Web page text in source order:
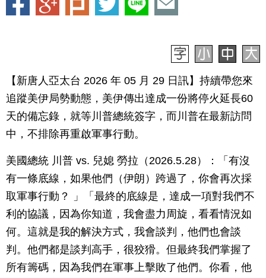
【新唐人亞太台 2026 年 05 月 29 日訊】持續帶您來
追蹤美伊局勢動態，美伊傳出達成一份將停火延長60
天的備忘錄，就等川普總統簽字，而川普在最新訪問
中，不排除再重啟軍事行動。
美國總統 川普 vs. 兒媳 勞拉（2026.5.28）：「有沒
有一條底線，如果他們（伊朗）跨過了，你會再次採
取軍事行動？ 」「最終的底線是，達成一項對我們不
利的協議，因為你知道，我會盡力周旋，看看情況如
何。這就是我的解決方式，我會談判，他們也會談
判。他們都是談判高手，很狡猾。但最終我們掌握了
所有籌碼，因為我們在軍事上擊敗了他們。你看，他